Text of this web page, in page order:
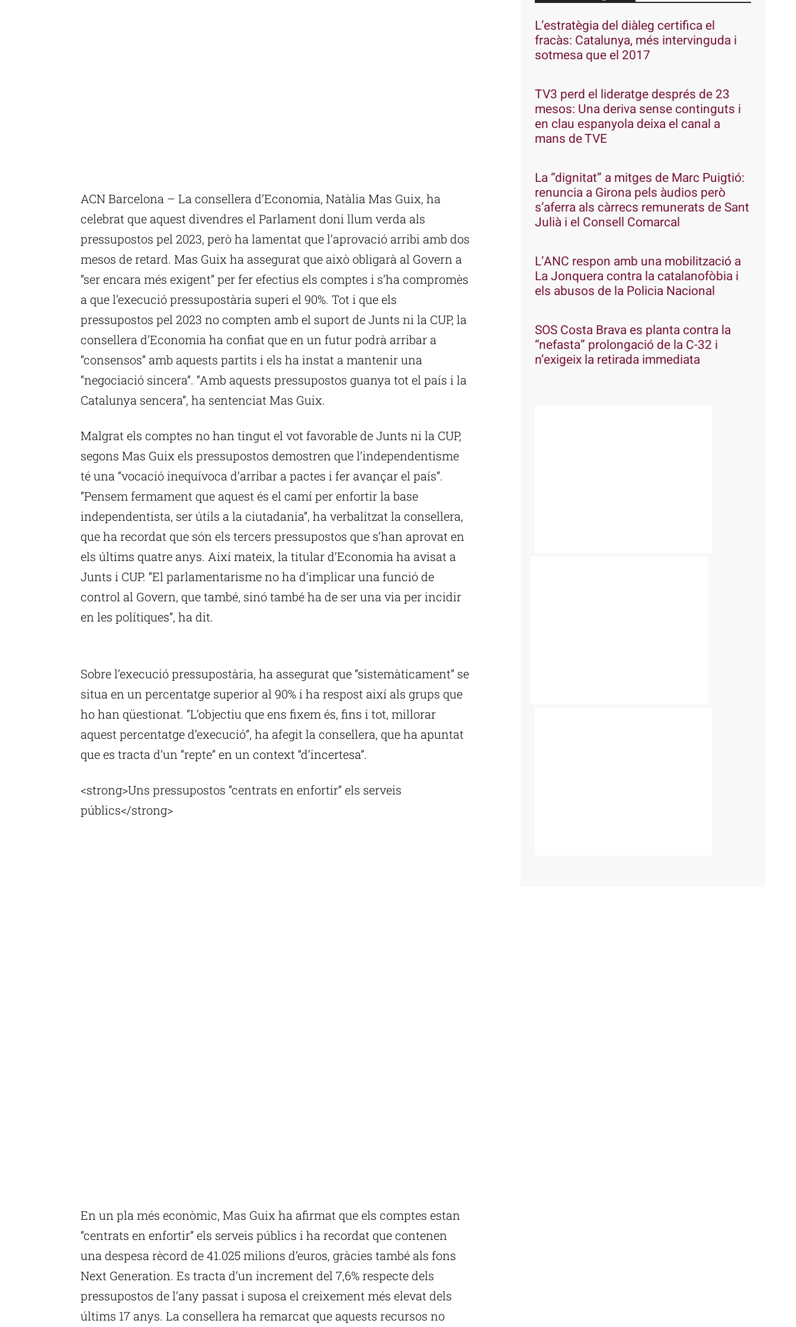
ACN Barcelona – La consellera d’Economia, Natàlia Mas Guix, ha
celebrat que aquest divendres el Parlament doni llum verda als
pressupostos pel 2023, però ha lamentat que l’aprovació arribi amb dos
mesos de retard. Mas Guix ha assegurat que això obligarà al Govern a
“ser encara més exigent” per fer efectius els comptes i s’ha compromès
a que l’execució pressupostària superi el 90%. Tot i que els
pressupostos pel 2023 no compten amb el suport de Junts ni la CUP, la
consellera d’Economia ha confiat que en un futur podrà arribar a
“consensos” amb aquests partits i els ha instat a mantenir una
“negociació sincera”. “Amb aquests pressupostos guanya tot el país i la
Catalunya sencera”, ha sentenciat Mas Guix.
Malgrat els comptes no han tingut el vot favorable de Junts ni la CUP,
segons Mas Guix els pressupostos demostren que l’independentisme
té una “vocació inequívoca d’arribar a pactes i fer avançar el país”.
“Pensem fermament que aquest és el camí per enfortir la base
independentista, ser útils a la ciutadania”, ha verbalitzat la consellera,
que ha recordat que són els tercers pressupostos que s’han aprovat en
els últims quatre anys. Així mateix, la titular d’Economia ha avisat a
Junts i CUP. “El parlamentarisme no ha d’implicar una funció de
control al Govern, que també, sinó també ha de ser una via per incidir
en les polítiques”, ha dit.
Sobre l’execució pressupostària, ha assegurat que “sistemàticament” se
situa en un percentatge superior al 90% i ha respost així als grups que
ho han qüestionat. “L’objectiu que ens fixem és, fins i tot, millorar
aquest percentatge d’execució”, ha afegit la consellera, que ha apuntat
que es tracta d’un “repte” en un context “d’incertesa”.
<strong>Uns pressupostos “centrats en enfortir” els serveis
públics</strong>
En un pla més econòmic, Mas Guix ha afirmat que els comptes estan
“centrats en enfortir” els serveis públics i ha recordat que contenen
una despesa rècord de 41.025 milions d’euros, gràcies també als fons
Next Generation. Es tracta d’un increment del 7,6% respecte dels
pressupostos de l’any passat i suposa el creixement més elevat dels
últims 17 anys. La consellera ha remarcat que aquests recursos no
L’estratègia del diàleg certifica el
fracàs: Catalunya, més intervinguda i
sotmesa que el 2017
TV3 perd el lideratge després de 23
mesos: Una deriva sense continguts i
en clau espanyola deixa el canal a
mans de TVE
La “dignitat” a mitges de Marc Puigtió:
renuncia a Girona pels àudios però
s’aferra als càrrecs remunerats de Sant
Julià i el Consell Comarcal
L’ANC respon amb una mobilització a
La Jonquera contra la catalanofòbia i
els abusos de la Policia Nacional
SOS Costa Brava es planta contra la
“nefasta” prolongació de la C-32 i
n’exigeix la retirada immediata